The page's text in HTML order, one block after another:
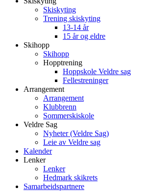
Skiskyting
Trening skiskyting
13-14 år
15 år og eldre
Skihopp
Skihopp
Hopptrening
Hoppskole Veldre sag
Fellestreninger
Arrangement
Arrangement
Klubbrenn
Sommerskiskole
Veldre Sag
Nyheter (Veldre Sag)
Leie av Veldre sag
Kalender
Lenker
Lenker
Hedmark skikrets
Samarbeidspartnere